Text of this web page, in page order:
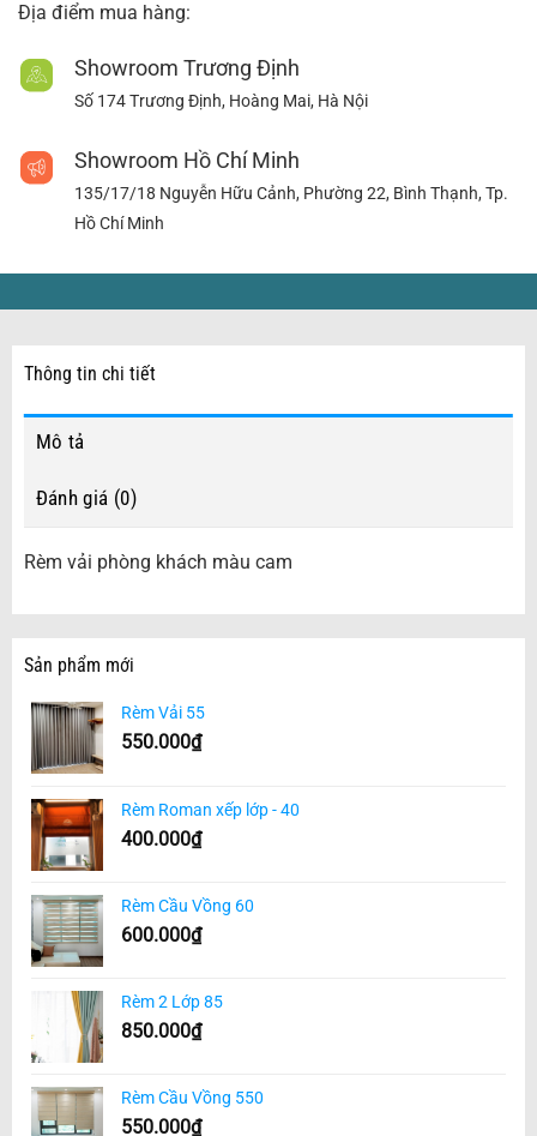
Địa điểm mua hàng:
Showroom Trương Định
Số 174 Trương Định, Hoàng Mai, Hà Nội
Showroom Hồ Chí Minh
135/17/18 Nguyễn Hữu Cảnh, Phường 22, Bình Thạnh, Tp.
Hồ Chí Minh
Thông tin chi tiết
Mô tả
Đánh giá (0)
Rèm vải phòng khách màu cam
Sản phẩm mới
Rèm Vải 55
550.000₫
Rèm Roman xếp lớp - 40
400.000₫
Rèm Cầu Vồng 60
600.000₫
Rèm 2 Lớp 85
850.000₫
Rèm Cầu Vồng 550
550.000₫